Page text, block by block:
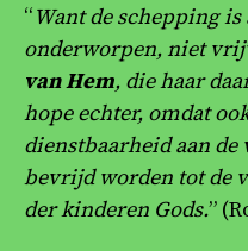
“Want de schepping
onderworpen, niet
van Hem, die haar
hope echter, omdat
dienstbaarheid aan
bevrijd worden tot de
der kinderen Gods.”